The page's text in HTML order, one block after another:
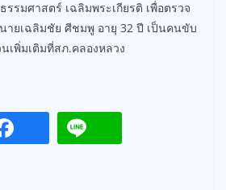
รรมศาสตร์ เฉลิมพระเกียรติ เพื่อตรวจ
ายเฉลิมชัย ศีชมพู อายุ 32 ปี เป็นคนขับ
เพิ่มเติมที่สภ.คลองหลวง